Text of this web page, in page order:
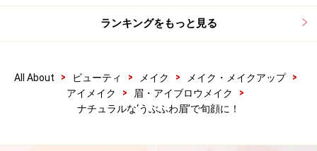
ランキングをもっと見る
All About > ビューティ > メイク > メイク・メイクアップ
>
アイメイク
> 眉・アイブロウメイク
>
ナチュラルな‘うぶふわ眉’で旬顔に！